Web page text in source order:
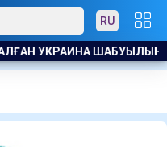
RU
КЕЙІН ҚАРА ТЕҢІЗДЕ